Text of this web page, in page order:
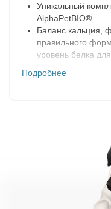
Уникальный
AlphaPetBIO®
Баланс кальция,
правильного
уровень белка
Высшая категория
Бережная
питательные
Незаменимая
содержащая в
поддержания
Подробнее